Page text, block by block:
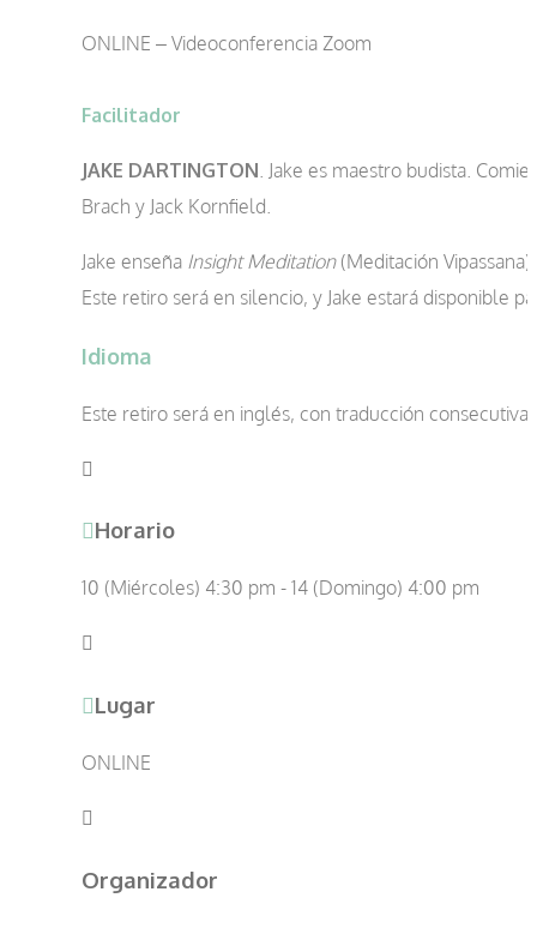
ONLINE – Videoconferencia Zoom
Facilitador
JAKE DARTINGTON . Jake es maestro budista.
Brach y Jack Kornfield.
Jake enseña Insight Meditation (Meditación
Este retiro será en silencio, y Jake estará disponible
Idioma
Este retiro será en inglés, con traducción consecutiva
Horario
10 (Miércoles) 4:30 pm - 14 (Domingo) 4:00 pm
Lugar
ONLINE
Organizador